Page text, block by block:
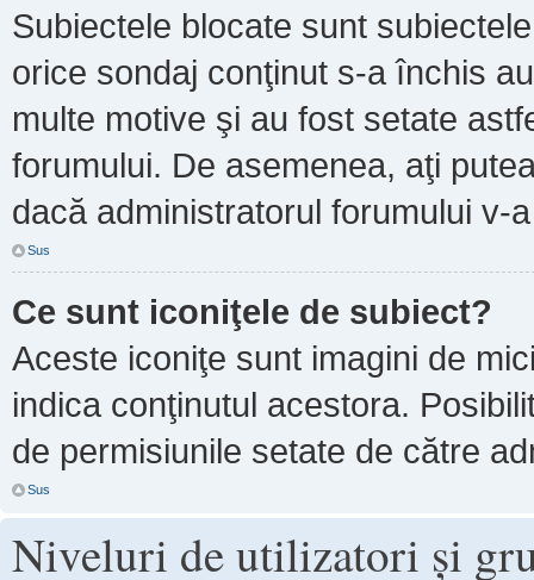
Subiectele blocate sunt
orice sondaj conţinut s-a închis
multe motive şi au fost setate
forumului. De asemenea, aţi
dacă administratorul forumului v-
Sus
Ce sunt iconiţele de subiect?
Aceste iconiţe sunt imagini de
indica conţinutul acestora.
de permisiunile setate de către
Sus
Niveluri de utilizatori şi